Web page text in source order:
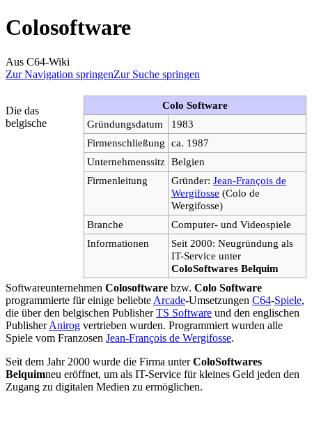
Colosoftware
Aus C64-Wiki
Zur Navigation springenZur Suche springen
Colo Software
Gründungsdatum
1983
Firmenschließung ca. 1987
Unternehmenssitz Belgien
Firmenleitung
Gründer: Jean-François de
Wergifosse (Colo de
Wergifosse)
Branche
Computer- und Videospiele
Informationen
Seit 2000: Neugründung als
IT-Service unter
ColoSoftwares Belquim
Die das
belgische
Softwareunternehmen Colosoftware bzw. Colo Software
programmierte für einige beliebte Arcade-Umsetzungen C64-Spiele,
die über den belgischen PublisherTS Software und den englischen
PublisherAnirog vertrieben wurden. Programmiert wurden alle
Spiele vom Franzosen Jean-François de Wergifosse.
Seit dem Jahr 2000 wurde die Firma unterColoSoftwares
Belquimneu eröffnet, um als IT-Service für kleines Geld jeden den
Zugang zu digitalen Medien zu ermöglichen.